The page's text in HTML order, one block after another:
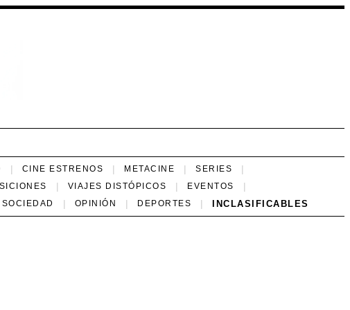
CINE ESTRENOS METACINE SERIES
VIAJES DISTÓPICOS EVENTOS
SOCIEDAD OPINIÓN DEPORTES INCLASIFICABLES